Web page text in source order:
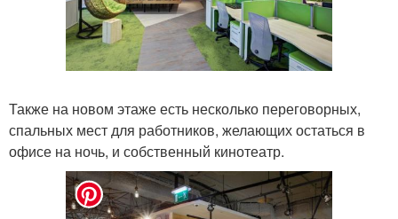
Также на новом этаже есть несколько переговорных,
спальных мест для работников, желающих остаться в
офисе на ночь, и собственный кинотеатр.